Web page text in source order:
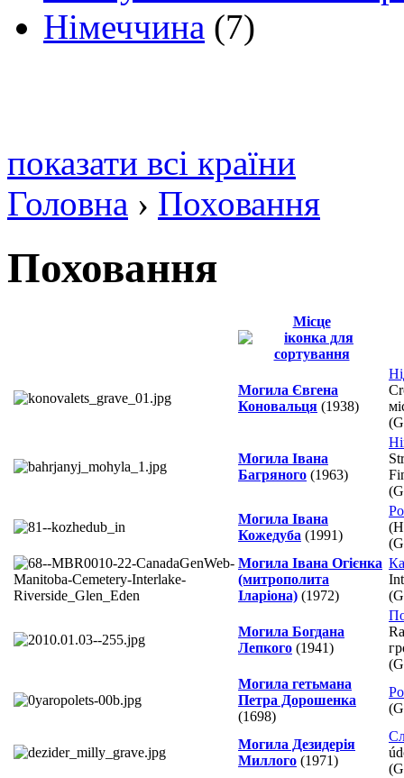
Німеччина (7)
показати всі країни
Головна › Поховання
Поховання
Місце
Могила Євгена
Коновальця (1938)
Могила Івана
Багряного (1963)
Могила Івана
Кожедуба (1991)
Могила Івана Огієнка
(митрополита
Іларіона) (1972)
Могила Богдана
Лепкого (1941)
Могила гетьмана
Петра Дорошенка
(1698)
Могила Дезидерія
Миллого (1971)